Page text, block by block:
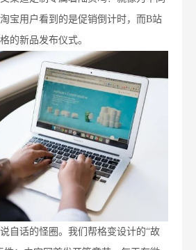
宝用户看到的是促销倒计时，而B站
的新品发布仪式。
自话的怪圈。我们帮格变设计的“故